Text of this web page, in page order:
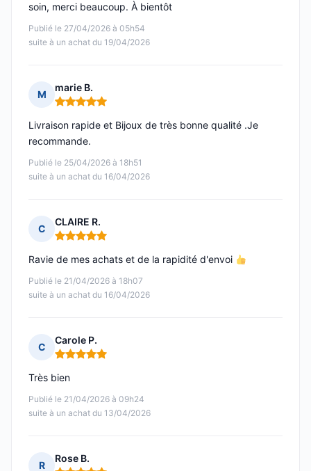
Publié le 27/04/2026 à 05h54
suite à un achat du 19/04/2026
soin, merci beaucoup. À bientôt
M
marie B.
Note : 5 sur 5
Publié le 25/04/2026 à 18h51
suite à un achat du 16/04/2026
Livraison rapide et Bijoux de très bonne qualité .Je
recommande.
C
CLAIRE R.
Note : 5 sur 5
Publié le 21/04/2026 à 18h07
suite à un achat du 16/04/2026
Ravie de mes achats et de la rapidité d'envoi
C
Carole P.
Note : 5 sur 5
Publié le 21/04/2026 à 09h24
suite à un achat du 13/04/2026
Très bien
R
Rose B.